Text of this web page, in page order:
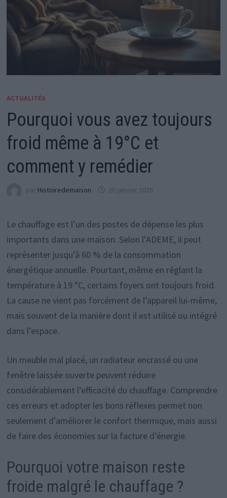
ACTUALITÉS
Pourquoi vous avez toujours
froid même à 19°C et
comment y remédier
par Histoiredemaison 20 janvier 2026
Le chauffage est l’un des postes de dépense les plus
importants dans une maison. Selon l’ADEME, il peut
représenter jusqu’à 60 % de la consommation
énergétique annuelle. Pourtant, même en réglant la
température à 19 °C, certains foyers ont toujours froid.
La cause ne vient pas forcément de l’appareil lui-même,
mais souvent de la manière dont il est utilisé ou intégré
dans l’espace.
Un meuble mal placé, un radiateur encrassé ou une
fenêtre laissée ouverte peuvent réduire
considérablement l’efficacité du chauffage. Comprendre
ces erreurs et adopter les bons réflexes permet non
seulement d’améliorer le confort thermique, mais aussi
de faire des économies sur la facture d’énergie.
Pourquoi votre maison reste
froide malgré le chauffage ?